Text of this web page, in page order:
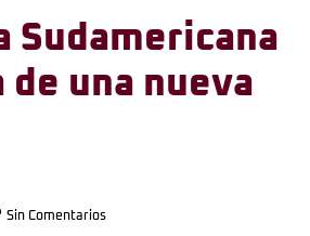
Sudamericana
de una nueva
Sin Comentarios